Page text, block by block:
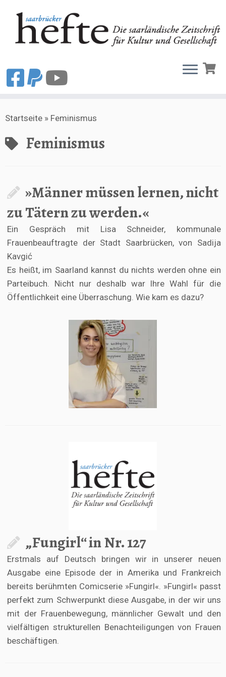
Inhalt
Startseite » Feminismus
Feminismus
»Männer müssen lernen, nicht
zu Tätern zu werden.«
Ein Gespräch mit Lisa Schneider, kommunale
Frauenbeauftragte der Stadt Saarbrücken, von Sadija
Kavgić
Es heißt, im Saarland kannst du nichts werden ohne ein
Parteibuch. Nicht nur deshalb war Ihre Wahl für die
Öffentlichkeit eine Überraschung. Wie kam es dazu?
„Fungirl“ in Nr. 127
Erstmals auf Deutsch bringen wir in unserer neuen
Ausgabe eine Episode der in Amerika und Frankreich
bereits berühmten Comicserie »Fungirl«. »Fungirl« passt
perfekt zum Schwerpunkt diese Ausgabe, in der wir uns
mit der Frauenbewegung, männlicher Gewalt und den
vielfältigen strukturellen Benachteiligungen von Frauen
beschäftigen.